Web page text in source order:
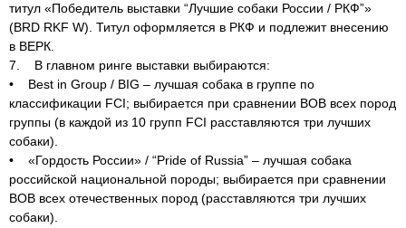
титул «Победитель выставки “Лучшие собаки России / РКФ”»
(BRD RKF W). Титул оформляется в РКФ и подлежит внесению
в ВЕРК.
7. В главном ринге выставки выбираются:
• Best in Group / BIG – лучшая собака в группе по
классификации FCI; выбирается при сравнении BOB всех пород
группы (в каждой из 10 групп FCI расставляются три лучших
собаки).
• «Гордость России» / “Pride of Russia” – лучшая собака
российской национальной породы; выбирается при сравнении
BOB всех отечественных пород (расставляются три лучших
собаки).